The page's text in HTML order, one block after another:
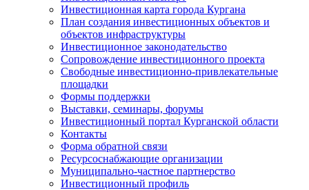
Инвестиционная карта города Кургана
План создания инвестиционных объектов и
объектов инфраструктуры
Инвестиционное законодательство
Сопровождение инвестиционного проекта
Свободные инвестиционно-привлекательные
площадки
Формы поддержки
Выставки, семинары, форумы
Инвестиционный портал Курганской области
Контакты
Форма обратной связи
Ресурсоснабжающие организации
Муниципально-частное партнерство
Инвестиционный профиль